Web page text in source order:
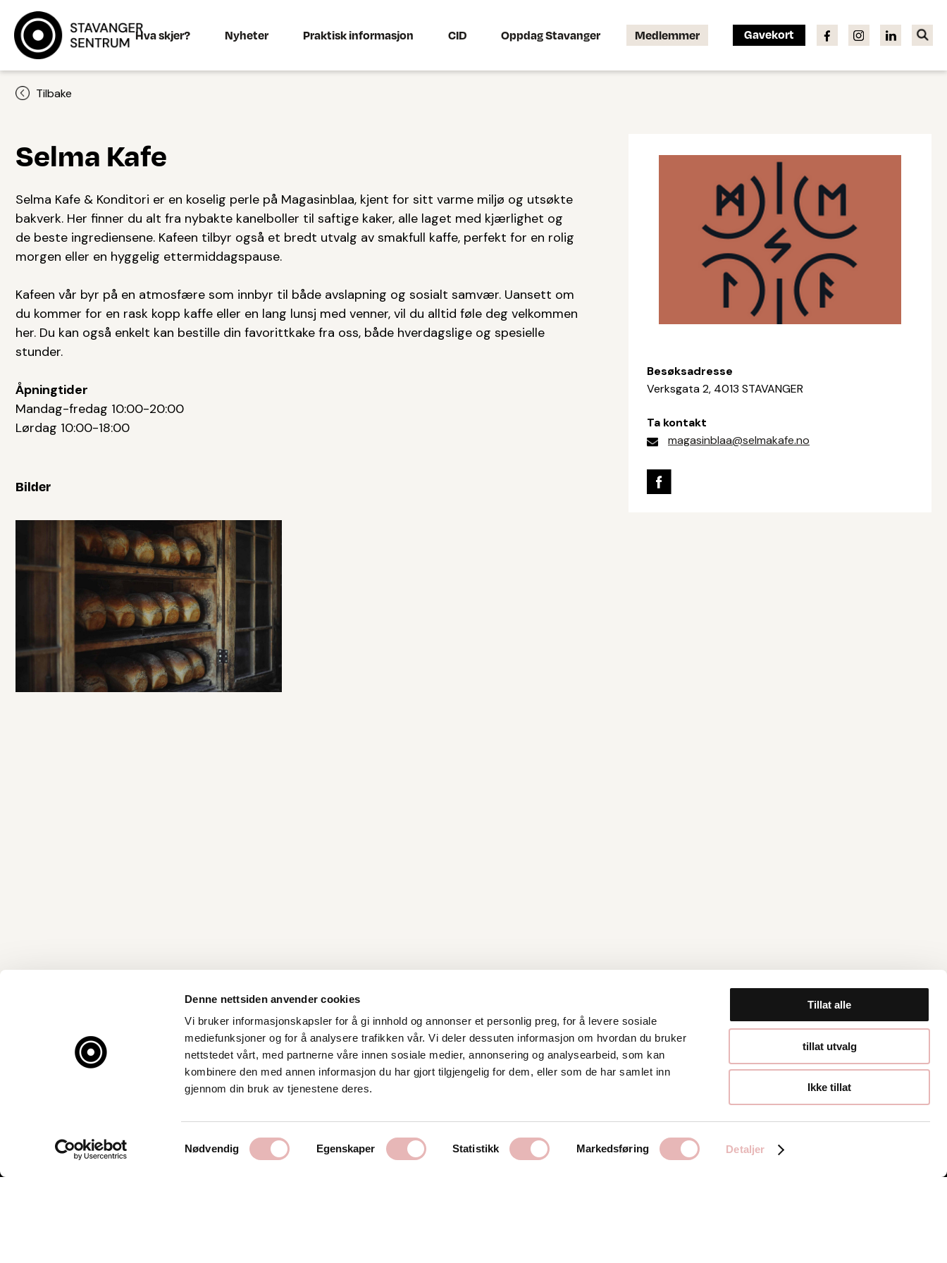
Denne nettsiden anvender cookies
Vi bruker informasjonskapsler for å gi innhold og annonser et personlig preg, for å levere sosiale
mediefunksjoner og for å analysere trafikken vår. Vi deler dessuten informasjon om hvordan du bruker
nettstedet vårt, med partnerne våre innen sosiale medier, annonsering og analysearbeid, som kan
kombinere den med annen informasjon du har gjort tilgjengelig for dem, eller som de har samlet inn
gjennom din bruk av tjenestene deres.
Samtykkevalg
Nødvendig Egenskaper Statistikk Markedsføring Detaljer
Tillat alle
tillat utvalg
Ikke tillat
Hva skjer? Nyheter Praktisk informasjon CID Oppdag Stavanger Medlemmer Gavekort
Tilbake
Selma Kafe
Selma Kafe & Konditori er en koselig perle på Magasinblaa, kjent for sitt varme miljø og utsøkte
bakverk. Her finner du alt fra nybakte kanelboller til saftige kaker, alle laget med kjærlighet og
de beste ingrediensene. Kafeen tilbyr også et bredt utvalg av smakfull kaffe, perfekt for en rolig
morgen eller en hyggelig ettermiddagspause.
Kafeen vår byr på en atmosfære som innbyr til både avslapning og sosialt samvær. Uansett om
du kommer for en rask kopp kaffe eller en lang lunsj med venner, vil du alltid føle deg velkommen
her. Du kan også enkelt kan bestille din favorittkake fra oss, både hverdagslige og spesielle
stunder.
Åpningtider
Mandag-fredag 10:00-20:00
Lørdag 10:00-18:00
Bilder
Besøksadresse
Verksgata 2, 4013 STAVANGER
Ta kontakt
magasinblaa@selmakafe.no
Kontakt oss
Stavanger Sentrum AS
Østervåg 6
Tlf:51 89 51 51
post@byen.no
Åpningstider
Hverdager 10:00-
Lørdager 10:00-16:00